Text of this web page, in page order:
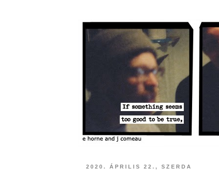
2020. ÁPRILIS 22., SZERDA